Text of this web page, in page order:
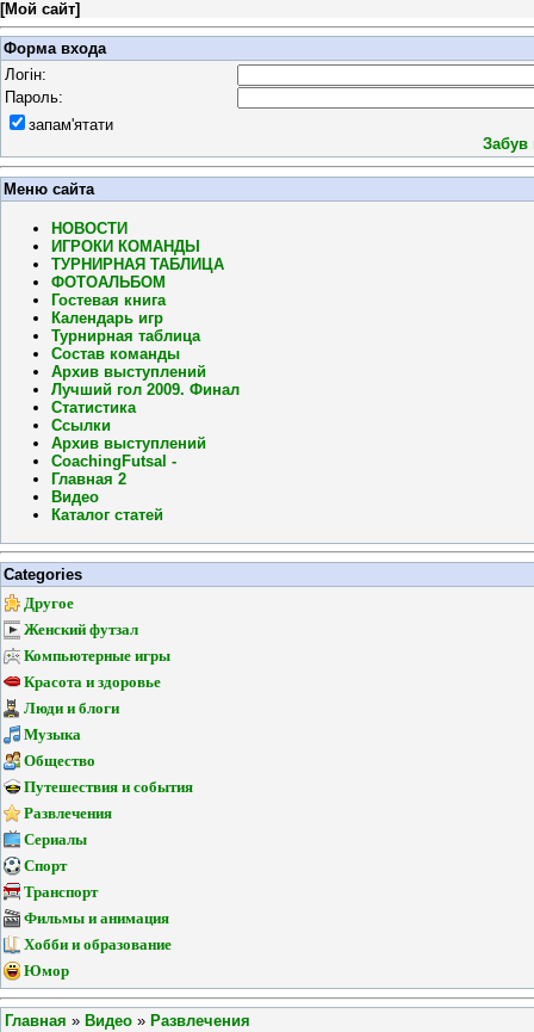
[Мой сайт]
Форма входа
Логін:
Пароль:
запам'ятати
Забув
Меню сайта
НОВОСТИ
ИГРОКИ КОМАНДЫ
ТУРНИРНАЯ ТАБЛИЦА
ФОТОАЛЬБОМ
Гостевая книга
Календарь игр
Турнирная таблица
Состав команды
Архив выступлений
Лучший гол 2009. Финал
Статистика
Ссылки
Архив выступлений
CoachingFutsal -
Главная 2
Видео
Каталог статей
Categories
Другое
Женский футзал
Компьютерные игры
Красота и здоровье
Люди и блоги
Музыка
Общество
Путешествия и события
Развлечения
Сериалы
Спорт
Транспорт
Фильмы и анимация
Хобби и образование
Юмор
Главная » Видео » Развлечения